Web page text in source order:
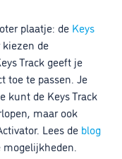
plaatje: de Keys
kiezen de
Track geeft je
toe te passen. Je
kunt de Keys Track
maar ook
Lees de blog
mogelijkheden.